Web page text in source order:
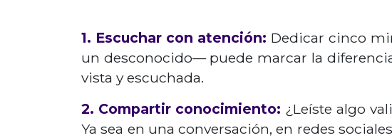
1. Escuchar con atención: Dedicar cinco
un desconocido— puede marcar la
vista y escuchada.
2. Compartir conocimiento: ¿Leíste algo
Ya sea en una conversación, en redes